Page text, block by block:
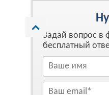
Задай вопрос в
бесплатный